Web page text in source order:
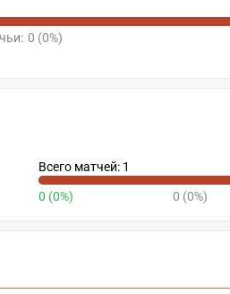
0 (0%)
Всего матчей: 1
0 (0%) 0 (0%)